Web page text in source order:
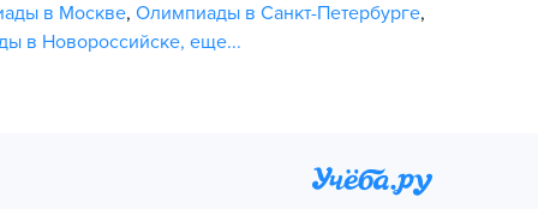
в Москве, Олимпиады в Санкт-Петербурге,
в Новороссийске, еще...